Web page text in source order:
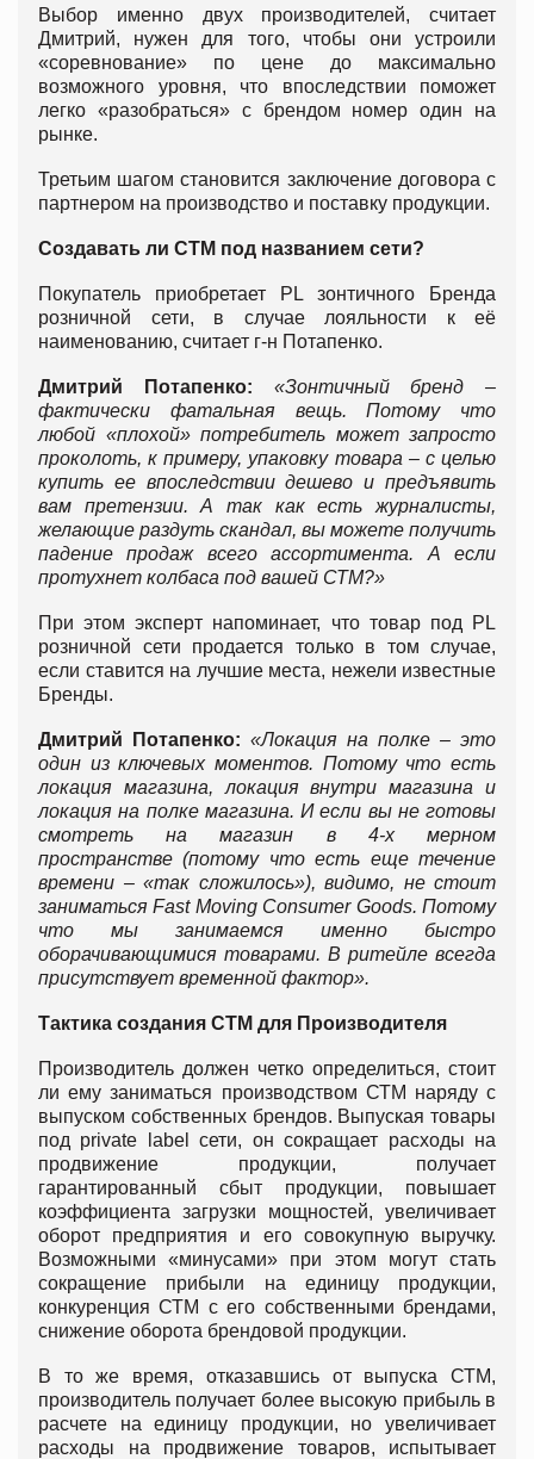
Выбор именно двух производителей, считает
Дмитрий, нужен для того, чтобы они устроили
«соревнование» по цене до максимально
возможного уровня, что впоследствии поможет
легко «разобраться» с брендом номер один на
рынке.
Третьим шагом становится заключение договора с
партнером на производство и поставку продукции.
Создавать ли СТМ под названием сети?
Покупатель приобретает PL зонтичного Бренда
розничной сети, в случае лояльности к её
наименованию, считает г-н Потапенко.
Дмитрий Потапенко: «Зонтичный бренд –
фактически фатальная вещь. Потому что
любой «плохой» потребитель может запросто
проколоть, к примеру, упаковку товара – с целью
купить ее впоследствии дешево и предъявить
вам претензии. А так как есть журналисты,
желающие раздуть скандал, вы можете получить
падение продаж всего ассортимента. А если
протухнет колбаса под вашей СТМ?»
При этом эксперт напоминает, что товар под PL
розничной сети продается только в том случае,
если ставится на лучшие места, нежели известные
Бренды.
Дмитрий Потапенко: «Локация на полке – это
один из ключевых моментов. Потому что есть
локация магазина, локация внутри магазина и
локация на полке магазина. И если вы не готовы
смотреть на магазин в 4-х мерном
пространстве (потому что есть еще течение
времени – «так сложилось»), видимо, не стоит
заниматьсяFast Moving Consumer Goods. Потому
что мы занимаемся именно быстро
оборачивающимися товарами. В ритейле всегда
присутствует временной фактор».
Тактика создания СТМ для Производителя
Производитель должен четко определиться, стоит
ли ему заниматься производством СТМ наряду с
выпуском собственных брендов. Выпуская товары
под private label сети, он сокращает расходы на
продвижение продукции, получает
гарантированный сбыт продукции, повышает
коэффициента загрузки мощностей, увеличивает
оборот предприятия и его совокупную выручку.
Возможными «минусами» при этом могут стать
сокращение прибыли на единицу продукции,
конкуренция СТМ с его собственными брендами,
снижение оборота брендовой продукции.
В то же время, отказавшись от выпуска СТМ,
производитель получает более высокую прибыль в
расчете на единицу продукции, но увеличивает
расходы на продвижение товаров, испытывает